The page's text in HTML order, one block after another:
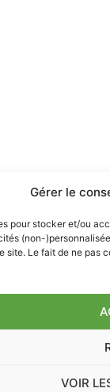
Gérer le
pour stocker et/ou
(non-
site. Le fait de ne
VOIR